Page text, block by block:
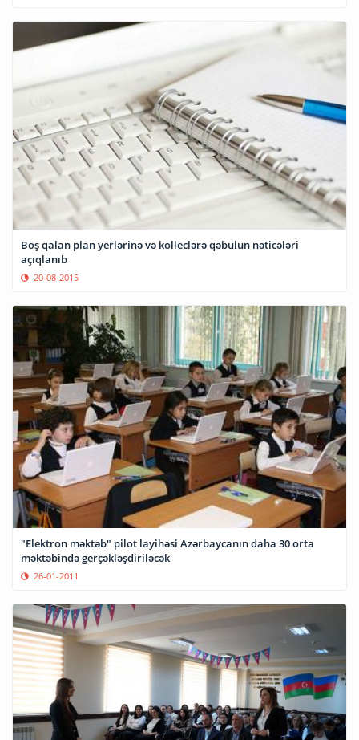
Boş qalan plan yerlərinə və kolleclərə qəbulun nəticələri
açıqlanıb
20-08-2015
"Elektron məktəb" pilot layihəsi Azərbaycanın daha 30 orta
məktəbində gerçəkləşdiriləcək
26-01-2011